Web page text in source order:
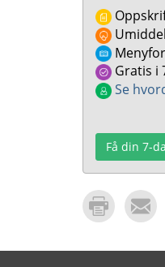
Gratis i
Se
Få din 7-